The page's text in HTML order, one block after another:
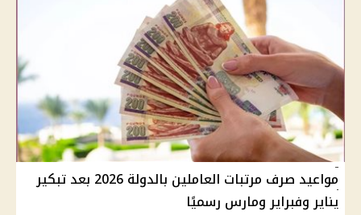
مواعيد صرف مرتبات العاملين بالدولة 2026 بعد تبكير
يناير وفبراير ومارس رسميًا